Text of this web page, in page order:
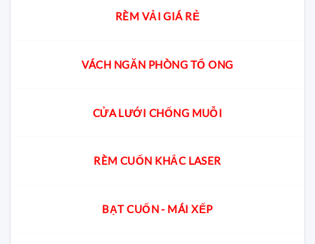
RÈM VẢI GIÁ RẺ
VÁCH NGĂN PHÒNG TỔ ONG
CỬA LƯỚI CHỐNG MUỖI
RÈM CUỐN KHẮC LASER
BẠT CUỐN - MÁI XẾP